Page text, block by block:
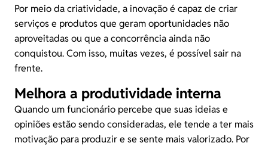
Por meio da criatividade, a inovação é capaz de criar
serviços e produtos que geram oportunidades não
aproveitadas ou que a concorrência ainda não
conquistou. Com isso, muitas vezes, é possível sair na
frente.
Melhora a produtividade interna
Quando um funcionário percebe que suas ideias e
opiniões estão sendo consideradas, ele tende a ter mais
motivação para produzir e se sente mais valorizado. Por